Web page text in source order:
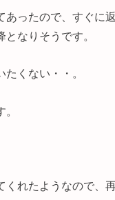
ったので、すぐに
なりそうです。
くない・・。
れたようなので、